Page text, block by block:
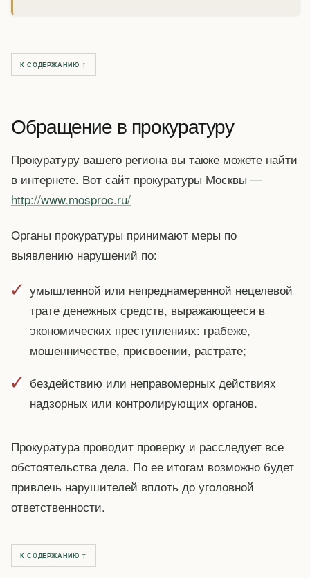
К СОДЕРЖАНИЮ ↑
Обращение в прокуратуру
Прокуратуру вашего региона вы также можете найти
в интернете. Вот сайт прокуратуры Москвы —
http://www.mosproc.ru/
Органы прокуратуры принимают меры по
выявлению нарушений по:
умышленной или непреднамеренной нецелевой
трате денежных средств, выражающееся в
экономических преступлениях: грабеже,
мошенничестве, присвоении, растрате;
бездействию или неправомерных действиях
надзорных или контролирующих органов.
Прокуратура проводит проверку и расследует все
обстоятельства дела. По ее итогам возможно будет
привлечь нарушителей вплоть до уголовной
ответственности.
К СОДЕРЖАНИЮ ↑